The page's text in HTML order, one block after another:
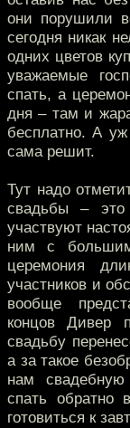
они порушили
сегодня никак
одних цветов
уважаемые
спать, а
дня – там и
бесплатно. А
сама решит.
Тут надо
свадьбы – это
участвуют
ним с
церемония
участников и
вообще
концов Дивер
свадьбу
а за такое
нам свадебную
спать
готовиться к